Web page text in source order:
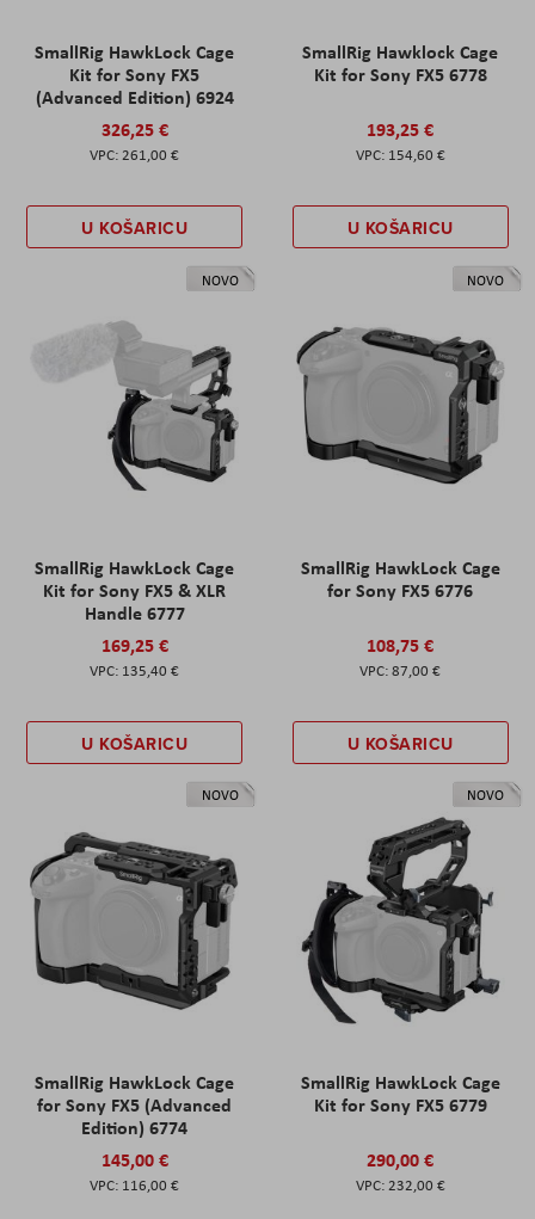
SmallRig HawkLock Cage
Kit for Sony FX5
(Advanced Edition) 6924
326,25 €
261,00 €
U KOŠARICU
SmallRig Hawklock Cage
Kit for Sony FX5 6778
193,25 €
154,60 €
U KOŠARICU
NOVO
SmallRig HawkLock Cage
Kit for Sony FX5 & XLR
Handle 6777
169,25 €
135,40 €
U KOŠARICU
NOVO
SmallRig HawkLock Cage
for Sony FX5 6776
108,75 €
87,00 €
U KOŠARICU
NOVO
SmallRig HawkLock Cage
for Sony FX5 (Advanced
Edition) 6774
145,00 €
116,00 €
NOVO
SmallRig HawkLock Cage
Kit for Sony FX5 6779
290,00 €
232,00 €